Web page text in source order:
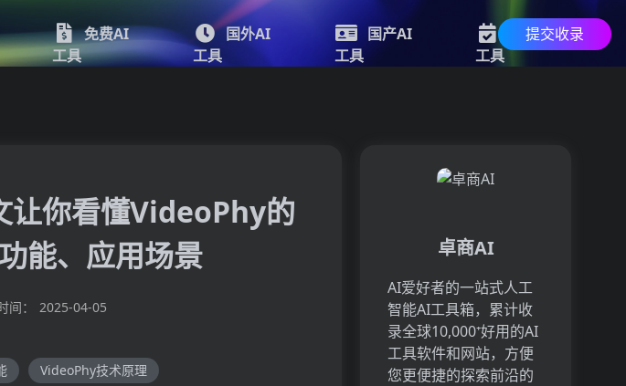
免费AI
工具
国外AI
工具
国产AI
工具
最新AI
工具
提交收录
你看懂VideoPhy的
能、应用场景
间： 2025-04-05
VideoPhy技术原理
卓商AI
AI爱好者的一站式人工
智能AI工具箱，累计收
录全球10,000⁺好用的AI
工具软件和网站，方便
您更便捷的探索前沿的